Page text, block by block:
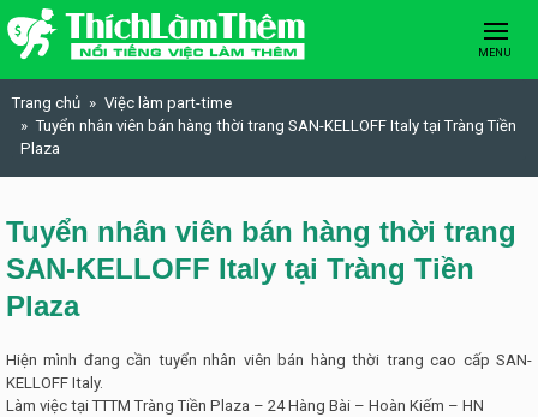
Skip to content
MENU
Trang chủ
Việc làm part-time
Tuyển nhân viên bán hàng thời trang SAN-KELLOFF Italy tại Tràng Tiền
Plaza
Tuyển nhân viên bán hàng thời trang
SAN-KELLOFF Italy tại Tràng Tiền
Plaza
Hiện mình đang cần tuyển nhân viên bán hàng thời trang cao cấp SAN-
KELLOFF Italy.
Làm việc tại TTTM Tràng Tiền Plaza – 24 Hàng Bài – Hoàn Kiếm – HN